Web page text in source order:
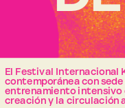
El Festival Internacional
contemporánea con
entrenamiento intensivo
creación y la circulación